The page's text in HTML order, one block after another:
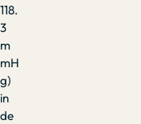
118.
3
m
mH
g)
in
de